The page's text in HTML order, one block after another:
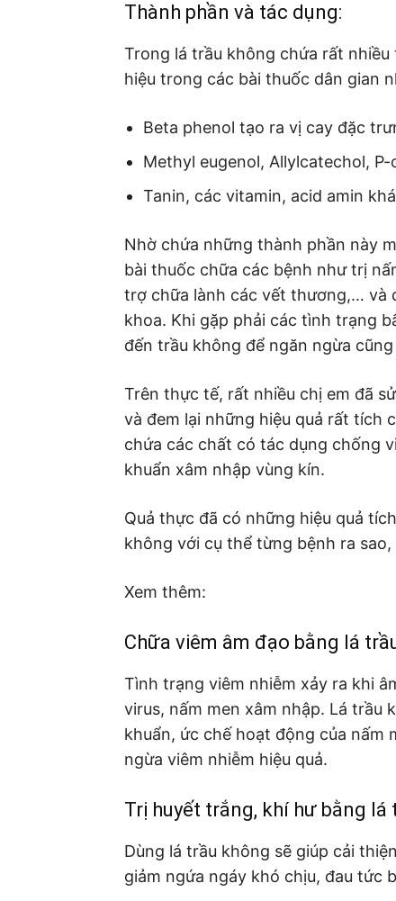
Thành phần và tác dụng:
Trong lá trầu không chứa rất
hiệu trong các bài thuốc dân gian
Beta phenol tạo ra vị cay đặc
Methyl eugenol, Allylcatechol,
Tanin, các vitamin, acid amin
Nhờ chứa những thành phần này
bài thuốc chữa các bệnh như trị
trợ chữa lành các vết thương,… và
khoa. Khi gặp phải các tình trạng
đến trầu không để ngăn ngừa
Trên thực tế, rất nhiều chị em đã
và đem lại những hiệu quả rất tích
chứa các chất có tác dụng chống
khuẩn xâm nhập vùng kín.
Quả thực đã có những hiệu quả
không với cụ thể từng bệnh ra
Xem thêm:
Chữa viêm âm đạo bằng lá
Tình trạng viêm nhiễm xảy ra khi
virus, nấm men xâm nhập. Lá
khuẩn, ức chế hoạt động của nấm
ngừa viêm nhiễm hiệu quả.
Trị huyết trắng, khí hư bằng lá
Dùng lá trầu không sẽ giúp cải
giảm ngứa ngáy khó chịu, đau tức